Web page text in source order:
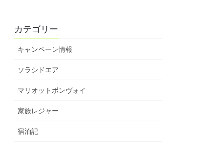
カテゴリー
キャンペーン情報
ソラシドエア
マリオットボンヴォイ
家族レジャー
宿泊記